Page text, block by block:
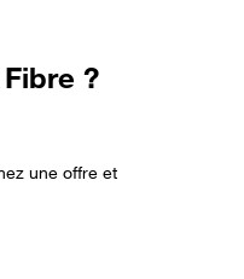
?
une offre et